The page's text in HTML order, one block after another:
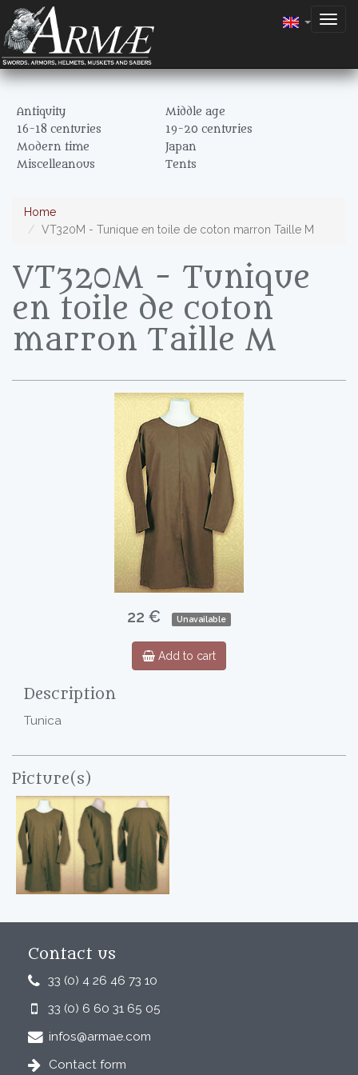
Antiquity
Middle age
16-18 centuries
19-20 centuries
Modern time
Japan
Miscelleanous
Tents
Home
VT320M - Tunique en toile de coton marron Taille M
VT320M - Tunique
en toile de coton
marron Taille M
22 € Unavailable
Add to cart
Description
Tunica
Picture(s)
Contact us
33 (0) 4 26 46 73 10
33 (0) 6 60 31 65 05
infos@armae.com
Contact form